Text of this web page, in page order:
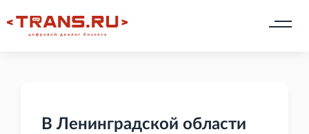
В Ленинградской области